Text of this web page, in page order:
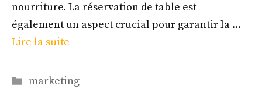
nourriture. La réservation de table est
également un aspect crucial pour garantir la …
Lire la suite
Catégories
marketing